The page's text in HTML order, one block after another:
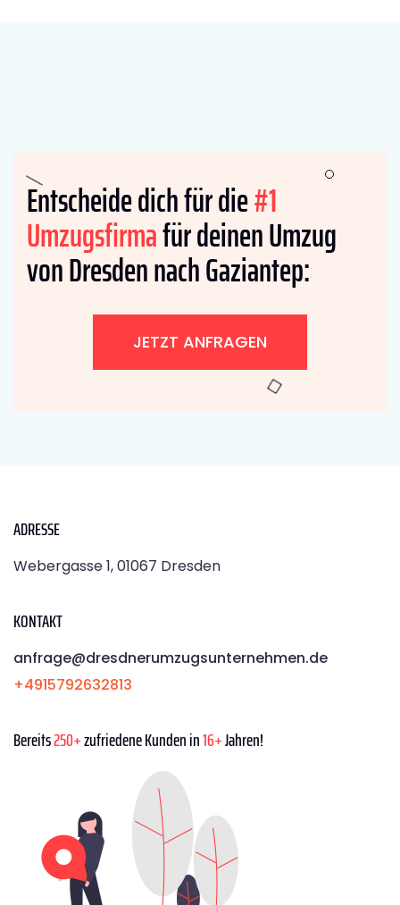
Entscheide dich für die#1
Umzugsfirmafür deinen Umzug
von Dresden nach Gaziantep:
JETZT ANFRAGEN
ADRESSE
Webergasse 1, 01067 Dresden
KONTAKT
anfrage@dresdnerumzugsunternehmen.de
+4915792632813
Bereits250+zufriedene Kunden in16+Jahren!